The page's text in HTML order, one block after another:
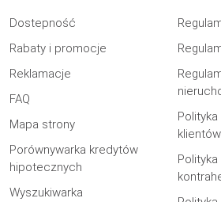
Dostepność
Rabaty i promocje
Reklamacje
FAQ
Mapa strony
Porównywarka kredytów
hipotecznych
Wyszukiwarka
klientów